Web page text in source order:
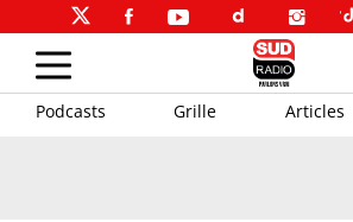
Podcasts Grille Articles